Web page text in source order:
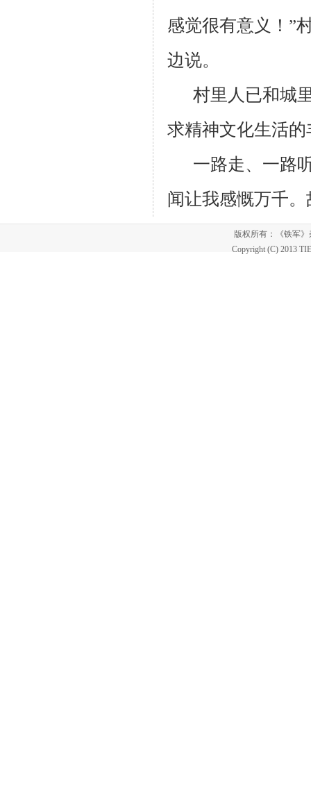
感觉很有意义！”
边说。
村里人已和城
求精神文化生活
一路走、一路
闻让我感慨万千
版权所有：《铁军
Copyright (C) 2013